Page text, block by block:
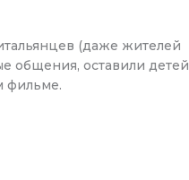
(даже жителей
общения, оставили детей
фильме.